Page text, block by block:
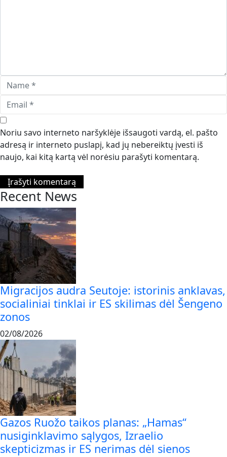
Noriu savo interneto naršyklėje išsaugoti vardą, el. pašto
adresą ir interneto puslapį, kad jų nebereiktų įvesti iš
naujo, kai kitą kartą vėl norėsiu parašyti komentarą.
Recent News
Migracijos audra Seutoje: istorinis anklavas,
socialiniai tinklai ir ES skilimas dėl Šengeno
zonos
02/08/2026
Gazos Ruožo taikos planas: „Hamas“
nusiginklavimo sąlygos, Izraelio
skepticizmas ir ES nerimas dėl sienos